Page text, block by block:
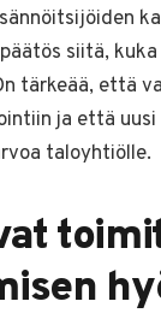
siitä,
tärkeää, että
ja että
taloyhtiölle.